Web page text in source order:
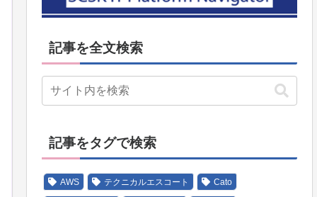
記事を全文検索
記事をタグで検索
AWS テクニカルエスコート Cato